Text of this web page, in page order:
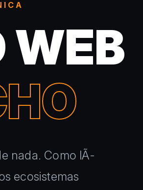
WEB
nada. Como lÃ­
ecosistemas